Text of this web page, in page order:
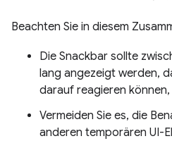
Beachten Sie in diesem
Die Snackbar sollte
lang angezeigt werden,
darauf reagieren
Vermeiden Sie es, die
anderen temporären UI-